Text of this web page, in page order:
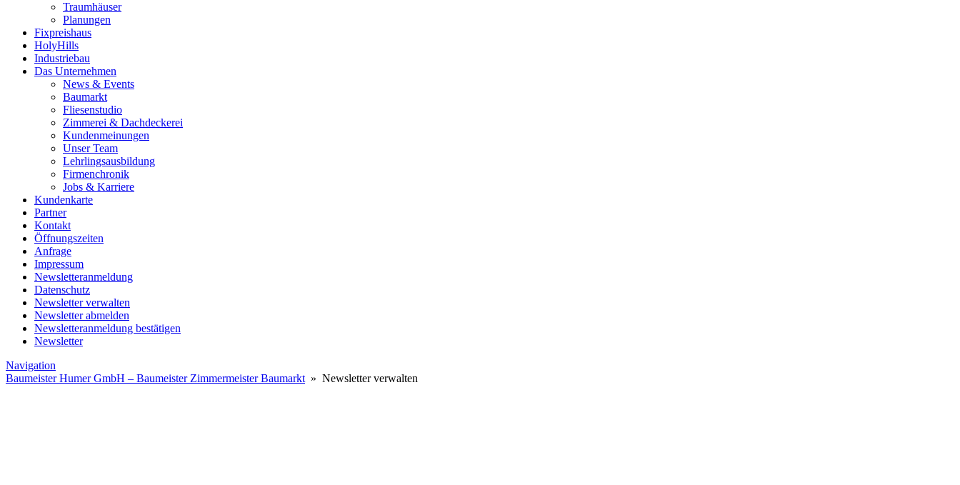
Traumhäuser
Planungen
Fixpreishaus
HolyHills
Industriebau
Das Unternehmen
News & Events
Baumarkt
Fliesenstudio
Zimmerei & Dachdeckerei
Kundenmeinungen
Unser Team
Lehrlingsausbildung
Firmenchronik
Jobs & Karriere
Kundenkarte
Partner
Kontakt
Öffnungszeiten
Anfrage
Impressum
Newsletteranmeldung
Datenschutz
Newsletter verwalten
Newsletter abmelden
Newsletteranmeldung bestätigen
Newsletter
Navigation
Baumeister Humer GmbH – Baumeister Zimmermeister Baumarkt » Newsletter verwalten